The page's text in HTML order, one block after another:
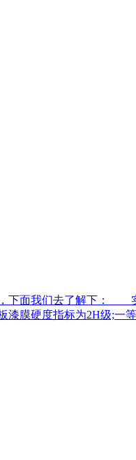
，下面我们去了解下
漆膜硬度指标为2H级;